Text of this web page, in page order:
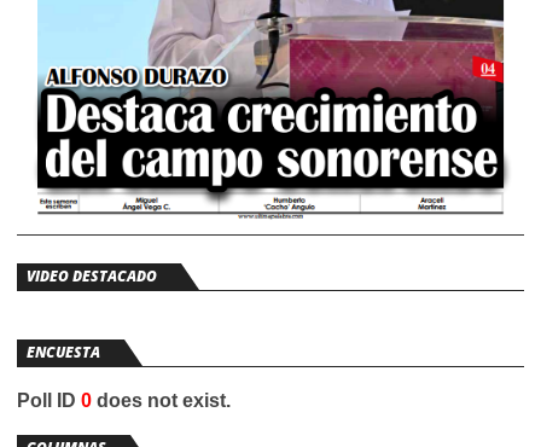
VIDEO DESTACADO
ENCUESTA
Poll ID 0 does not exist.